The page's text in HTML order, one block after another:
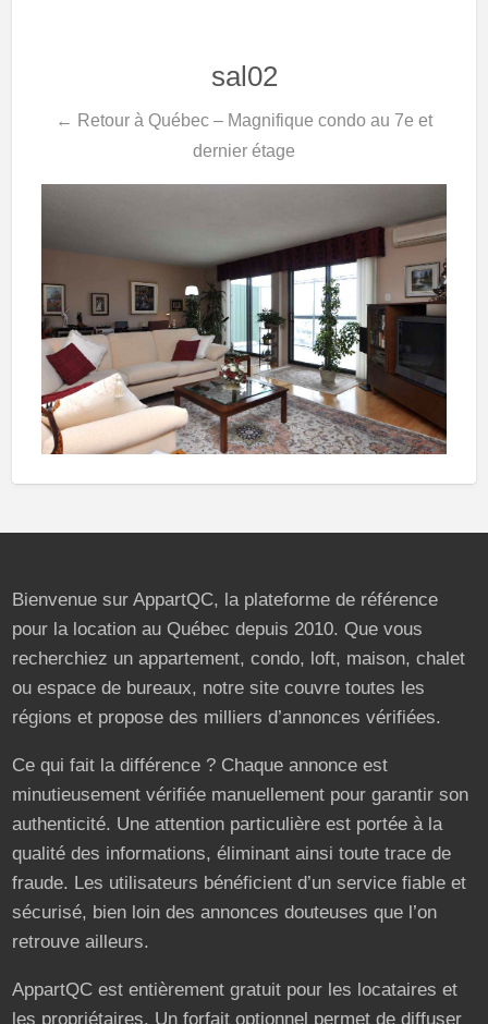
sal02
← Retour à Québec – Magnifique condo au 7e et
dernier étage
Bienvenue sur AppartQC, la plateforme de référence
pour la location au Québec depuis 2010. Que vous
recherchiez un appartement, condo, loft, maison, chalet
ou espace de bureaux, notre site couvre toutes les
régions et propose des milliers d’annonces vérifiées.
Ce qui fait la différence ? Chaque annonce est
minutieusement vérifiée manuellement pour garantir son
authenticité. Une attention particulière est portée à la
qualité des informations, éliminant ainsi toute trace de
fraude. Les utilisateurs bénéficient d’un service fiable et
sécurisé, bien loin des annonces douteuses que l’on
retrouve ailleurs.
AppartQC est entièrement gratuit pour les locataires et
les propriétaires. Un forfait optionnel permet de diffuser